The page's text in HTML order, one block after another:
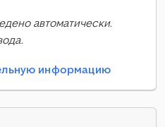
автоматически.
информацию